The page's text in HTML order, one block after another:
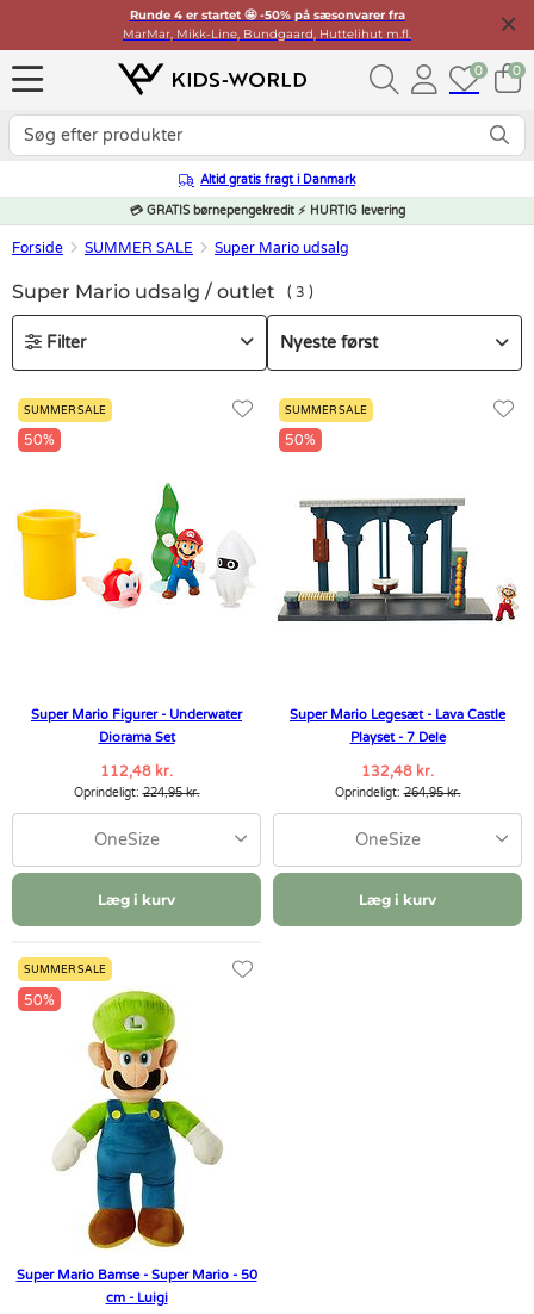
Runde 4 er startet 🤩 -50% på sæsonvarer fra
MarMar, Mikk-Line, Bundgaard, Huttelihut m.fl.
0 0
Altid gratis fragt i Danmark
💳 GRATIS børnepengekredit ⚡ HURTIG levering
Forside SUMMER SALE Super Mario udsalg
Super Mario udsalg / outlet 3
Filter
SUMMER SALE
50%
Super Mario Figurer - Underwater
Diorama Set
112,48 kr.
Oprindeligt:224,95 kr.
OneSize
Læg i kurv
SUMMER SALE
50%
Super Mario Legesæt - Lava Castle
Playset - 7 Dele
132,48 kr.
Oprindeligt:264,95 kr.
OneSize
Læg i kurv
SUMMER SALE
50%
Super Mario Bamse - Super Mario - 50
cm - Luigi